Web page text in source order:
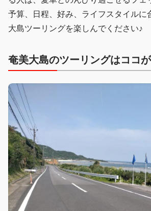
予算、日程、好み、ライフスタイルに
大島ツーリングを楽しんでください♪
奄美大島のツーリングはココが